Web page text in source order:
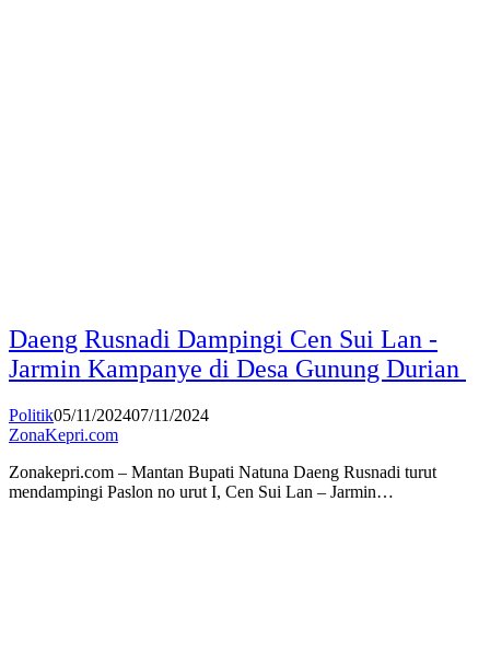
Daeng Rusnadi Dampingi Cen Sui Lan -
Jarmin Kampanye di Desa Gunung Durian
Politik05/11/202407/11/2024
ZonaKepri.com
Zonakepri.com – Mantan Bupati Natuna Daeng Rusnadi turut
mendampingi Paslon no urut I, Cen Sui Lan – Jarmin…